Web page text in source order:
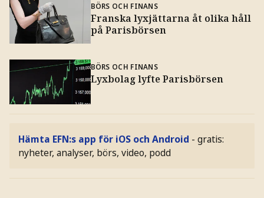
BÖRS OCH FINANS
Franska lyxjättarna åt olika håll
på Parisbörsen
BÖRS OCH FINANS
Lyxbolag lyfte Parisbörsen
Hämta EFN:s app för iOS och Android - gratis:
nyheter, analyser, börs, video, podd